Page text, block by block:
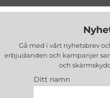
Gå med i vårt nyhetsbrev
erbjudanden och kampanjer
och
Ditt namn